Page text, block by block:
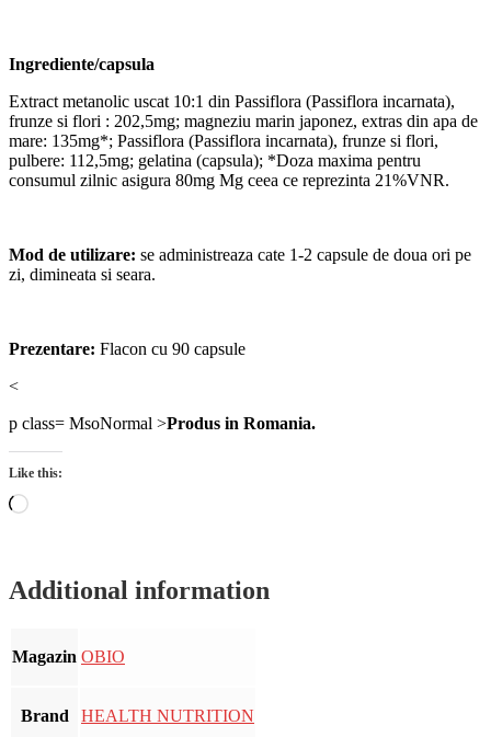
Ingrediente/capsula
Extract metanolic uscat 10:1 din Passiflora (Passiflora incarnata),
frunze si flori : 202,5mg; magneziu marin japonez, extras din apa de
mare: 135mg*; Passiflora (Passiflora incarnata), frunze si flori,
pulbere: 112,5mg; gelatina (capsula); *Doza maxima pentru
consumul zilnic asigura 80mg Mg ceea ce reprezinta 21%VNR.
Mod de utilizare: se administreaza cate 1-2 capsule de doua ori pe
zi, dimineata si seara.
Prezentare: Flacon cu 90 capsule
<
p class= MsoNormal >Produs in Romania.
Like this:
Loading…
Additional information
Magazin OBIO
Brand HEALTH NUTRITION